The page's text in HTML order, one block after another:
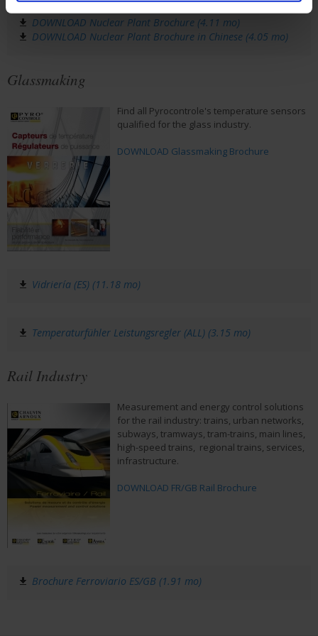
DOWNLOAD Nuclear Plant Brochure (4.11 mo)
DOWNLOAD Nuclear Plant Brochure in Chinese (4.05 mo)
Glassmaking
Find all Pyrocontrole's temperature sensors
qualified for the glass industry.
DOWNLOAD Glassmaking Brochure
Vidriería (ES) (11.18 mo)
Temperaturfühler Leistungsregler (ALL) (3.15 mo)
Rail Industry
Measurement and energy control solutions
for the rail industry: trains, urban networks,
subways, tramways, tram-trains, main lines,
high-speed trains, regional trains, services,
infrastructure.
DOWNLOAD FR/GB Rail Brochure
Brochure Ferroviario ES/GB (1.91 mo)